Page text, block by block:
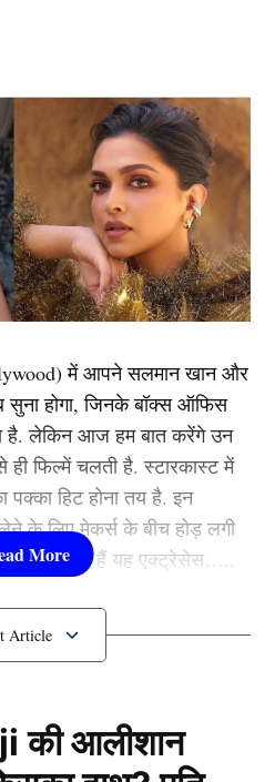
ट्रॉफी (Champions
में एक खिलाड़ी की विदाई हुई है।
मोहम्मद सिराज है। सिराज का
काफी निराश रहा था जिसके चलते
वहीं उनकी जगह टीम में अनुभवी
जगह बन पाना सम्भव है। ऐसे में
को रेस्ट देकर अब उसी
चाहते है।
टीम में जगह
Next Article
में आपने सलमान खान और
होगा, जिनके बॉक्स ऑफिस
है. लेकिन आज हम बात करेंगे उन
ही फिल्में चलती है. स्टारकास्ट में
पक्का हिट होना तय है. इन
के लिए मेकर्स के बीच होड़ लगी
हैं कौन-कौन हैं यह एक्ट्रेसेस…..
यह हसीनाएं?
की आलीशान